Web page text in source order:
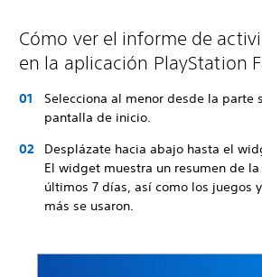
Cómo ver el informe de
en la aplicación PlayStation
Selecciona al menor desde la parte
pantalla de inicio.
Desplázate hacia abajo hasta el
El widget muestra un resumen de
últimos 7 días, así como los juegos
más se usaron.